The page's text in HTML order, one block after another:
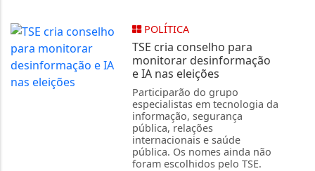
POLÍTICA
TSE cria conselho para
monitorar desinformação
e IA nas eleições
Participarão do grupo
especialistas em tecnologia da
informação, segurança
pública, relações
internacionais e saúde
pública. Os nomes ainda não
foram escolhidos pelo TSE.